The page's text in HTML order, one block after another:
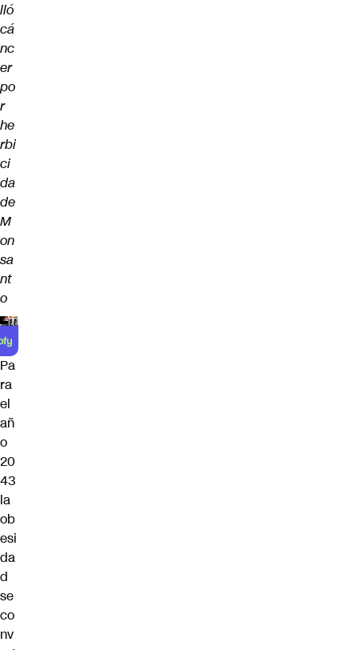
lló
cá
nc
er
po
r
he
rbi
ci
da
de
M
on
sa
nt
o
Pa
ra
el
añ
o
20
43
la
ob
esi
da
d
se
co
nv